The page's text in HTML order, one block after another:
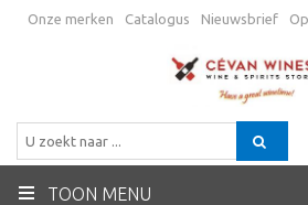
Onze merken Catalogus Nieuwsbrief
Algemene
TOON MENU